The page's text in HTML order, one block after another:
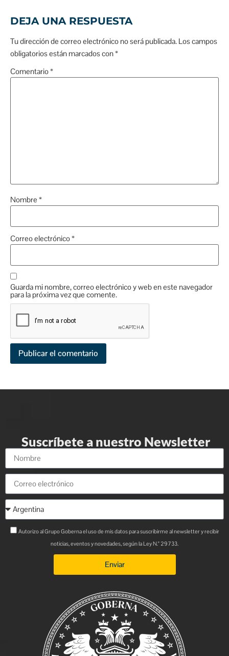
DEJA UNA RESPUESTA
Tu dirección de correo electrónico no será publicada. Los campos
obligatorios están marcados con*
Comentario*
Nombre *
Correo electrónico*
Guarda mi nombre, correo electrónico y web en este navegador
para la próxima vez que comente.
Suscríbete a nuestro Newsletter
Autorizo al Grupo Goberna el uso de mis datos para suscribirme al newsletter y recibir
noticias, eventos y novedades, según la Ley N.° 29733.
Enviar